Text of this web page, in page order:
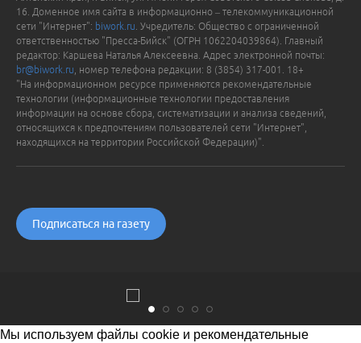
16. Доменное имя сайта в информационно – телекоммуникационной
сети "Интернет": biwork.ru . Учредитель: Общество с ограниченной
ответственностью "Пресса-Бийск" (ОГРН 1062204039864). Главный
редактор: Каршева Наталья Алексеевна. Адрес электронной почты:
br@biwork.ru , номер телефона редакции: 8 (3854) 317-001. 18+
"На информационном ресурсе применяются рекомендательные
технологии (информационные технологии предоставления
информации на основе сбора, систематизации и анализа сведений,
относящихся к предпочтениям пользователей сети "Интернет",
находящихся на территории Российской Федерации)".
Подписаться на газету
Мы используем файлы cookie и рекомендательные